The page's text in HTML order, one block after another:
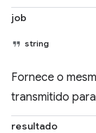
job
string
Fornece o
transmitido para
resultado